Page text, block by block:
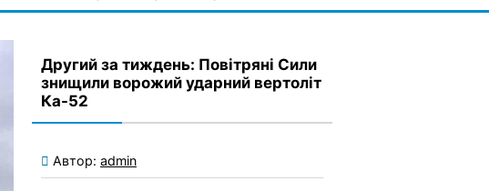
Другий за тиждень: Повітряні Сили
знищили ворожий ударний вертоліт
Ка-52
Автор: admin